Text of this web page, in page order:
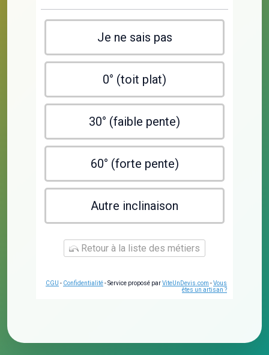
Je ne sais pas
0° (toit plat)
30° (faible pente)
60° (forte pente)
Autre inclinaison
Retour à la liste des métiers
CGU - Confidentialité- Service proposé parViteUnDevis.com -Vous
êtes un artisan ?